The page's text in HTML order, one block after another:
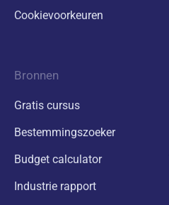
Cookievoorkeuren
Bronnen
Gratis cursus
Bestemmingszoeker
Budget calculator
Industrie rapport